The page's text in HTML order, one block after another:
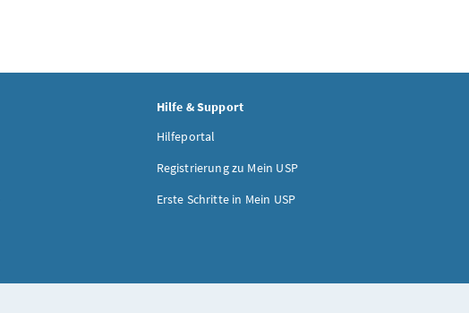
Hilfe & Support
Hilfeportal
Registrierung zu Mein USP
Erste Schritte in Mein USP